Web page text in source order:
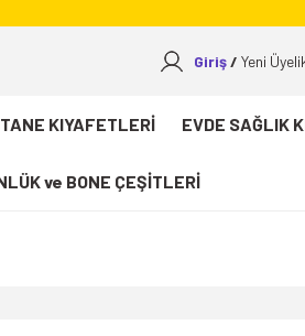
Giriş Yeni
KIYAFETLERİ EVDE SAĞLIK
ve BONE ÇEŞİTLERİ